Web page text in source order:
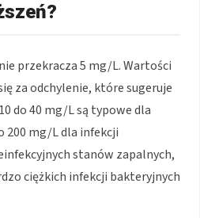
przekracza 5 mg/L. Wartości
za odchylenie, które sugeruje
do 40 mg/L są typowe dla
200 mg/L dla infekcji
stanów zapalnych,
ciężkich infekcji bakteryjnych